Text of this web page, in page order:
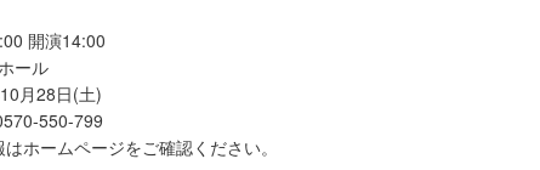
開演14:00
ール
月28日(土)
550-799
ホームページをご確認ください。